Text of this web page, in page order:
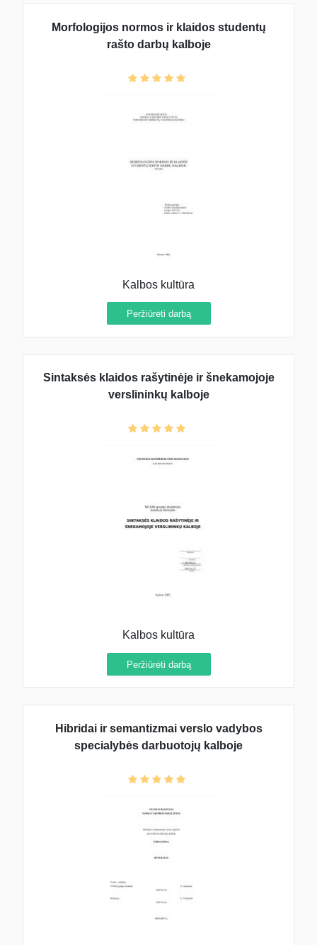
Morfologijos normos ir klaidos studentų
rašto darbų kalboje
Kalbos kultūra
Peržiūrėti darbą
Sintaksės klaidos rašytinėje ir šnekamojoje
verslininkų kalboje
Kalbos kultūra
Peržiūrėti darbą
Hibridai ir semantizmai verslo vadybos
specialybės darbuotojų kalboje